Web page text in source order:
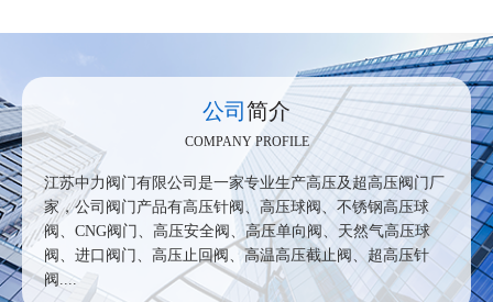
公司 简介
COMPANY PROFILE
江苏中力阀门有限公司是一家专业生产高压及超高压阀门厂
家，公司阀门产品有高压针阀、高压球阀、不锈钢高压球
阀、CNG阀门、高压安全阀、高压单向阀、天然气高压球
阀、进口阀门、高压止回阀、高温高压截止阀、超高压针
阀....